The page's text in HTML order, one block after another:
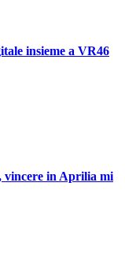
insieme a VR46
vincere in Aprilia mi